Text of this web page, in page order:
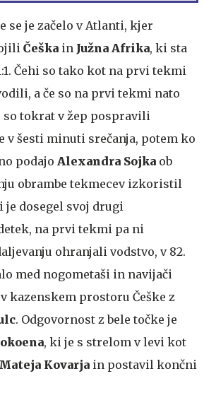
se je začelo v Atlanti, kjer
Češka in Južna Afrika, ki sta
Čehi so tako kot na prvi tekmi
a če so na prvi tekmi nato
tokrat v žep pospravili
v šesti minuti srečanja, potem ko
podajo Alexandra Sojka ob
obrambe tekmecev izkoristil
je dosegel svoj drugi
na prvi tekmi pa ni
ohranjali vodstvo, v 82.
med nogometaši in navijači
kazenskem prostoru Češke z
. Odgovornost z bele točke je
, ki je s strelom v levi kot
Mateja Kovarja in postavil končni